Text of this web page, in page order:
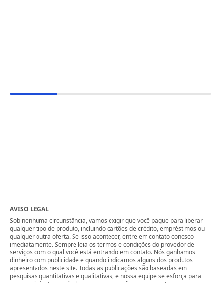
AVISO LEGAL
Sob nenhuma circunstância, vamos exigir que você pague para liberar
qualquer tipo de produto, incluindo cartões de crédito, empréstimos ou
qualquer outra oferta. Se isso acontecer, entre em contato conosco
imediatamente. Sempre leia os termos e condições do provedor de
serviços com o qual você está entrando em contato. Nós ganhamos
dinheiro com publicidade e quando indicamos alguns dos produtos
apresentados neste site. Todas as publicações são baseadas em
pesquisas quantitativas e qualitativas, e nossa equipe se esforça para